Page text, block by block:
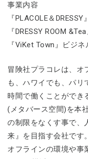
事業内容
『PLACOLE＆
『DRESSY ROOM
『ViKet Town』ビジ
冒険社プラコレは、オ
も、ハワイでも、パリ
時間で働くことができ
(メタバース空間)を本
の制限をなくす事で、
来』を目指す会社です。
オフラインの環境や事